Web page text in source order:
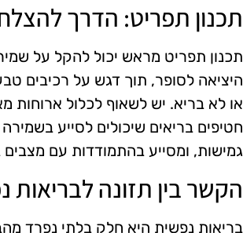
תכנון תפריט: הדרך
תכנון תפריט מראש יכול להקל על
היציאה לסופר, תוך דגש על רכיבים
או לא בריא. יש לשאוף לכלול ארוחות
חטיפים בריאים שיכולים לסייע
גמישות, ומסייע בהתמודדות עם מצבים
הקשר בין תזונה לבריאות
בריאות נפשית היא חלק בלתי נפרד